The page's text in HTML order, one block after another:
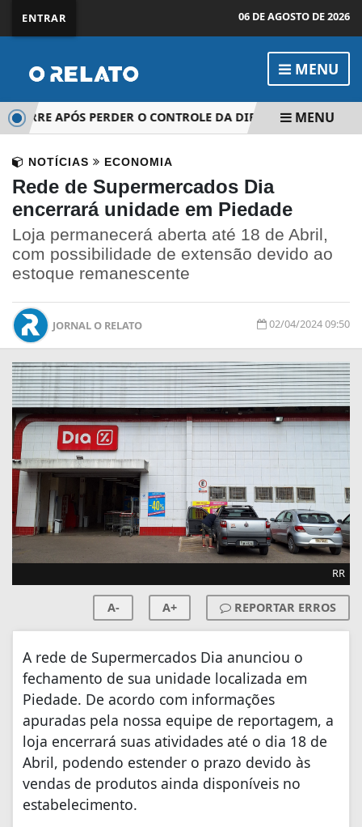
ENTRAR 06 DE AGOSTO DE 2026
MENU
APÓS PERDER O CONTROLE DA DIREÇÃO NA SP-250,
MENU
NOTÍCIAS ECONOMIA
Rede de Supermercados Dia
encerrará unidade em Piedade
Loja permanecerá aberta até 18 de Abril,
com possibilidade de extensão devido ao
estoque remanescente
JORNAL O RELATO 02/04/2024 09:50
RR
A- A+ REPORTAR ERROS
A rede de Supermercados Dia anunciou o
fechamento de sua unidade localizada em
Piedade. De acordo com informações
apuradas pela nossa equipe de reportagem, a
loja encerrará suas atividades até o dia 18 de
Abril, podendo estender o prazo devido às
vendas de produtos ainda disponíveis no
estabelecimento.